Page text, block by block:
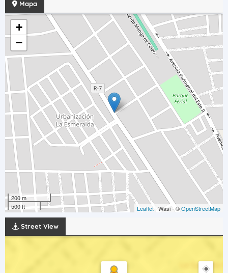
Mapa
+
−
200 m
500 ft
Leaflet | Wasi - ©OpenStreetMap
Street View